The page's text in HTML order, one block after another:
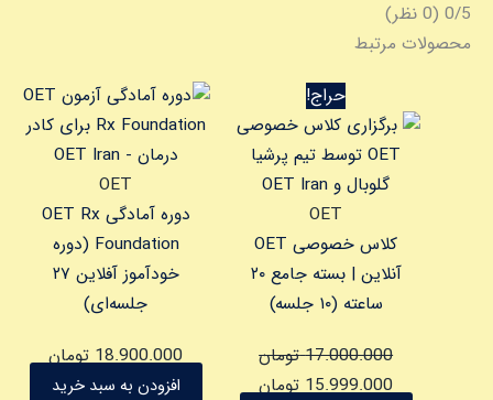
‫0/5 ‫(0 نظر)
محصولات مرتبط
حراج!
OET
کلاس خصوصی OET
آنلاین | بسته جامع ۲۰
ساعته (۱۰ جلسه)
17.000.000 تومان
اصلی
17.000.000 تومان
بود.
15.999.000 تومان
فعلی
15.999.000 تومان
OET
دوره آمادگی OET Rx
Foundation (دوره
خودآموز آفلاین ۲۷
جلسه‌ای)
18.900.000 تومان
افزودن به سبد خرید